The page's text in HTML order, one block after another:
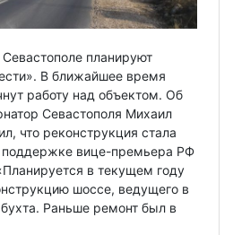
планируют
В ближайшее время
работу над объектом. Об
Севастополя Михаил
что реконструкция стала
поддержке вице-премьера РФ
в текущем году
шоссе, ведущего в
Раньше ремонт был в